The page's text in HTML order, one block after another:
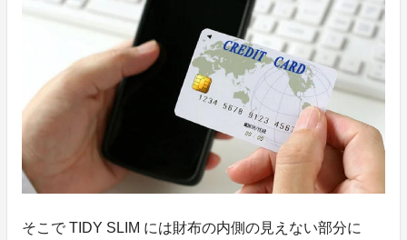
そこで TIDY SLIM には財布の内側の見えない部分に